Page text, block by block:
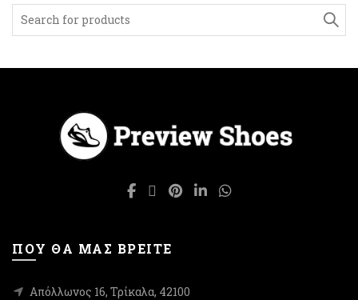
for:
ΠΟΥ ΘΑ ΜΑΣ ΒΡΕΙΤΕ
Απόλλωνος 16, Τρίκαλα, 42100